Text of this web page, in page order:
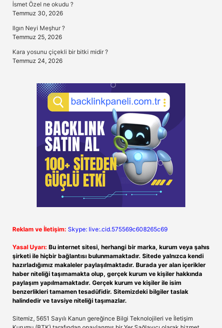
İsmet Özel ne okudu ?
Temmuz 30, 2026
Ilgın Neyi Meşhur ?
Temmuz 25, 2026
Kara yosunu çiçekli bir bitki midir ?
Temmuz 24, 2026
Reklam ve İletişim: Skype: live:.cid.575569c608265c69
Yasal Uyarı: Bu internet sitesi, herhangi bir marka, kurum veya şahıs
şirketi ile hiçbir bağlantısı bulunmamaktadır. Sitede yalnızca kendi
hazırladığımız makaleler paylaşılmaktadır. Burada yer alan içerikler
haber niteliği taşımamakta olup, gerçek kurum ve kişiler hakkında
paylaşım yapılmamaktadır. Gerçek kurum ve kişiler ile isim
benzerlikleri tamamen tesadüfidir. Sitemizdeki bilgiler taslak
halindedir ve tavsiye niteliği taşımazlar.
Sitemiz, 5651 Sayılı Kanun gereğince Bilgi Teknolojileri ve İletişim